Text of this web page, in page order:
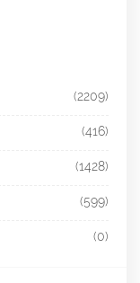
(2209)
(416)
(1428)
(599)
(0)